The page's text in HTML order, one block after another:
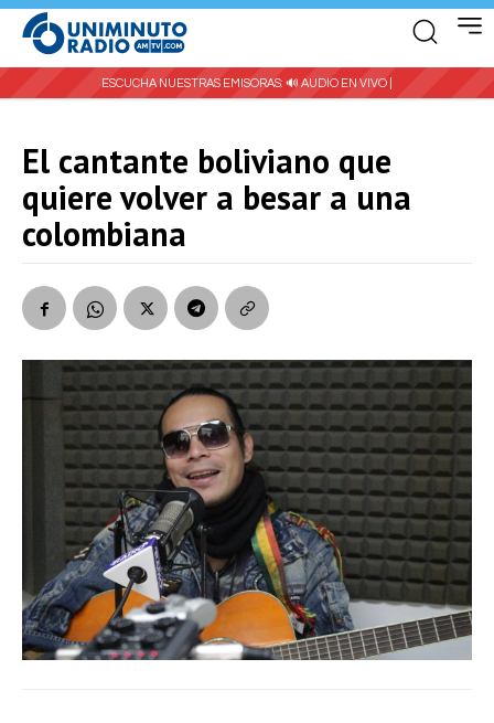
ESCUCHA NUESTRAS EMISORAS: 🔊 AUDIO EN VIVO |
El cantante boliviano que
quiere volver a besar a una
colombiana